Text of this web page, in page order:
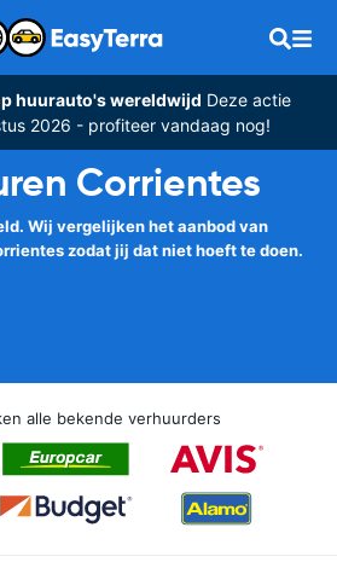
huurauto's wereldwijd Deze actie
2026 - profiteer vandaag nog!
Corrientes
Wij vergelijken het aanbod van
zodat jij dat niet hoeft te doen.
alle bekende verhuurders